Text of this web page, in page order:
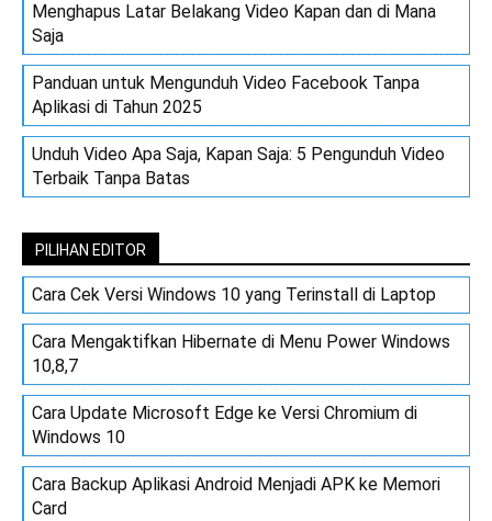
Menghapus Latar Belakang Video Kapan dan di Mana
Saja
Panduan untuk Mengunduh Video Facebook Tanpa
Aplikasi di Tahun 2025
Unduh Video Apa Saja, Kapan Saja: 5 Pengunduh Video
Terbaik Tanpa Batas
PILIHAN EDITOR
Cara Cek Versi Windows 10 yang Terinstall di Laptop
Cara Mengaktifkan Hibernate di Menu Power Windows
10,8,7
Cara Update Microsoft Edge ke Versi Chromium di
Windows 10
Cara Backup Aplikasi Android Menjadi APK ke Memori
Card